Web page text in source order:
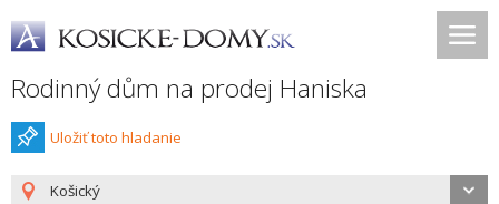
Rodinný dům na prodej Haniska
Uložiť toto hladanie
Košický